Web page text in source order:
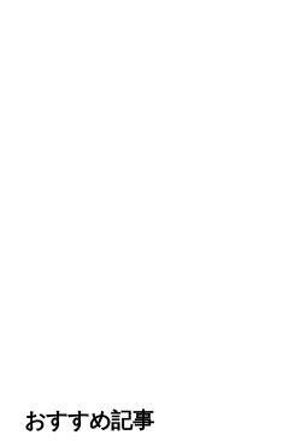
おすすめ記事